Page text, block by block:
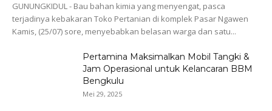
GUNUNGKIDUL - Bau bahan kimia yang menyengat, pasca
terjadinya kebakaran Toko Pertanian di komplek Pasar Ngawen
Kamis, (25/07) sore, menyebabkan belasan warga dan satu...
Pertamina Maksimalkan Mobil Tangki &
Jam Operasional untuk Kelancaran BBM
Bengkulu
Mei 29, 2025